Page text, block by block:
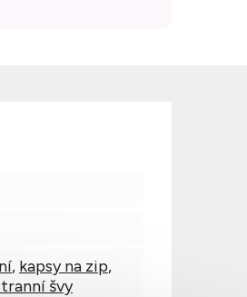
, kapsy na zip,
švy